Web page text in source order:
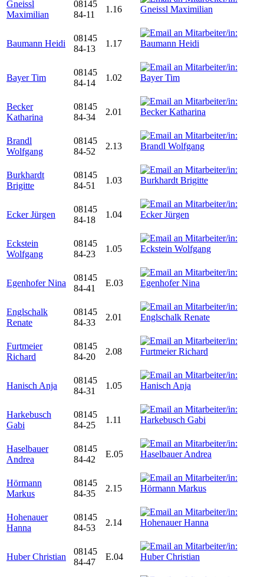
Gneissl
Maximilian
08145
84-11
1.16
Baumann Heidi
08145
84-13
1.17
Bayer Tim
08145
84-14
1.02
Becker
Katharina
08145
84-34
2.01
Brandl
Wolfgang
08145
84-52
2.13
Burkhardt
Brigitte
08145
84-51
1.03
Ecker Jürgen
08145
84-18
1.04
Eckstein
Wolfgang
08145
84-23
1.05
Egenhofer Nina
08145
84-41
E.03
Englschalk
Renate
08145
84-33
2.01
Furtmeier
Richard
08145
84-20
2.08
Hanisch Anja
08145
84-31
1.05
Harkebusch
Gabi
08145
84-25
1.11
Haselbauer
Andrea
08145
84-42
E.05
Hörmann
Markus
08145
84-35
2.15
Hohenauer
Hanna
08145
84-53
2.14
Huber Christian
08145
84-47
E.04